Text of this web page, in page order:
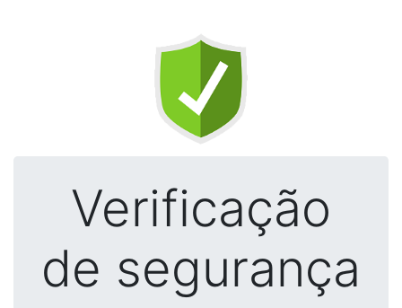
Verificação
de segurança